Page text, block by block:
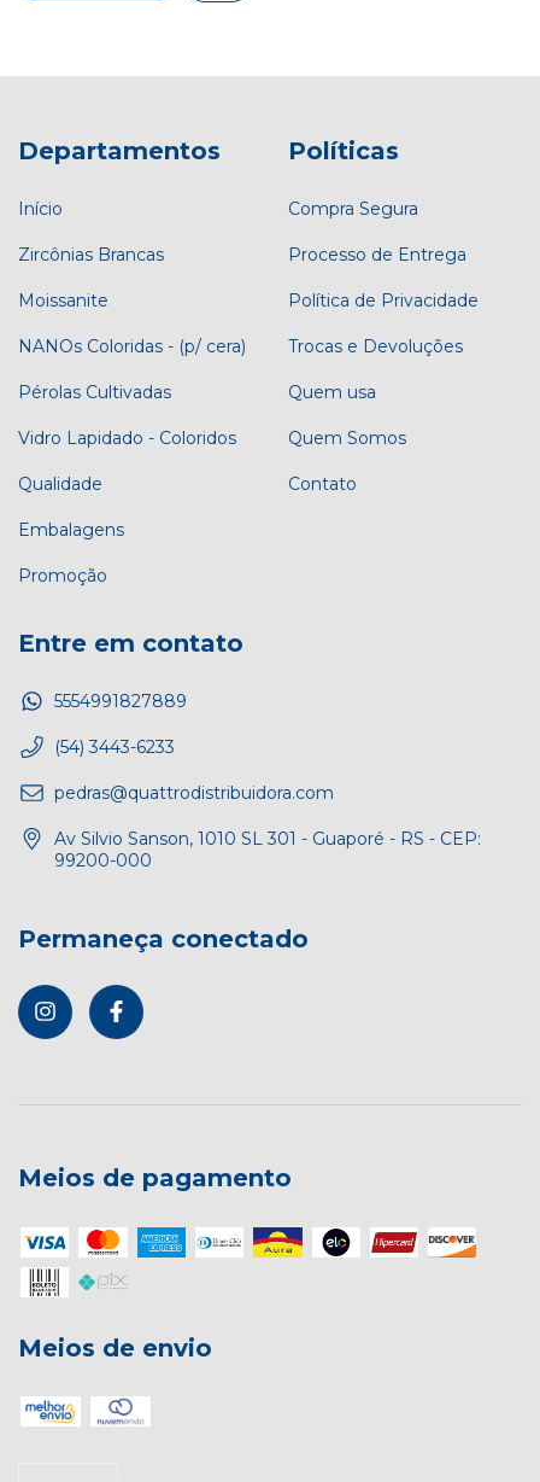
Departamentos
Início
Zircônias Brancas
Moissanite
NANOs Coloridas - (p/ cera)
Pérolas Cultivadas
Vidro Lapidado - Coloridos
Qualidade
Embalagens
Promoção
Políticas
Compra Segura
Processo de Entrega
Política de Privacidade
Trocas e Devoluções
Quem usa
Quem Somos
Contato
Entre em contato
5554991827889
(54) 3443-6233
pedras@quattrodistribuidora.com
Av Silvio Sanson, 1010 SL 301 - Guaporé - RS - CEP:
99200-000
Permaneça conectado
Meios de pagamento
Meios de envio